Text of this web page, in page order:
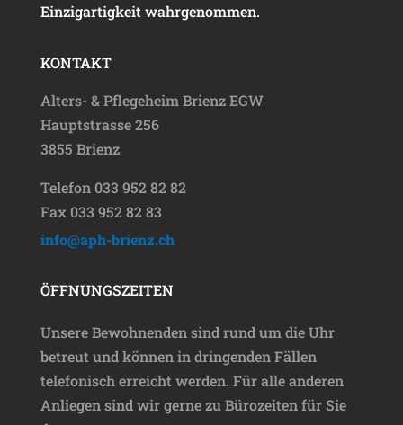
Einzigartigkeit wahrgenommen.
KONTAKT
Alters- & Pflegeheim Brienz EGW
Hauptstrasse 256
3855 Brienz
Telefon 033 952 82 82
Fax 033 952 82 83
info@aph-brienz.ch
ÖFFNUNGSZEITEN
Unsere Bewohnenden sind rund um die Uhr
betreut und können in dringenden Fällen
telefonisch erreicht werden. Für alle anderen
Anliegen sind wir gerne zu Bürozeiten für Sie